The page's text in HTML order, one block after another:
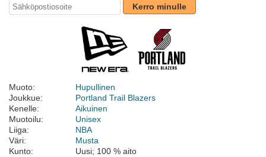
Kerro minulle
Muoto:
Hupullinen
Joukkue:
Portland Trail Blazers
Kenelle:
Aikuinen
Muotoilu:
Unisex
Liiga:
NBA
Väri:
Musta
Kunto:
Uusi; 100 % aito